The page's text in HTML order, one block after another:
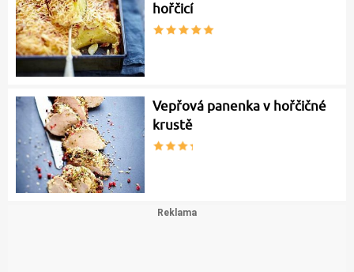
hořčicí
Vepřová panenka v hořčičné
krustě